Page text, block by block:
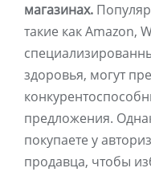
магазинах.
такие как Amazon,
здоровья, могут
предложения.
покупаете у
продавца, чтобы